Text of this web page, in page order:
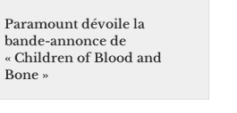
Paramount dévoile la
bande-annonce de
« Children of Blood and
Bone »